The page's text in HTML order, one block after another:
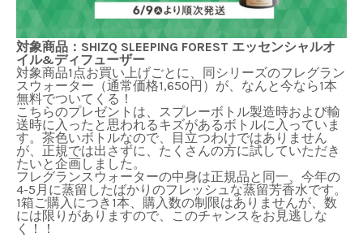
対象商品：SHIZQ SLEEPING FOREST エッセンシャルオ
イル&ディフューザー
対象商品1点お買い上げごとに、同シリーズのフレグラン
スウォーター（通常価格1,650円）が、なんと今なら1本
無料でついてくる！
こちらのプレゼントは、スプレーボトル製造時および輸
送時に入ったと思われるキズがあるボトルに入っていま
す。茶色いボトルなので、目立つわけではありません
が、正規では出さずに、たくさんの方に試していただき
たいと企画しました。
フレグランスウォーターの中身は正規品と同一、今年の
4-5月に蒸留したばかりのフレッシュな蒸留芳香水です。
1箱ご購入につき1本、購入数の制限はありませんが、数
には限りがありますので、このチャンスをお見逃しな
く！！